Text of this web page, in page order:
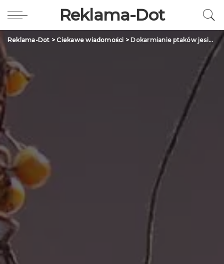
Reklama-Dot
Reklama-Dot >Ciekawe wiadomości > Dokarmianie ptaków jesienią i zimą – jak robić to rozsądnie?